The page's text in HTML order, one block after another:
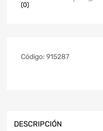
(0)
Código: 915287
DESCRIPCIÓN